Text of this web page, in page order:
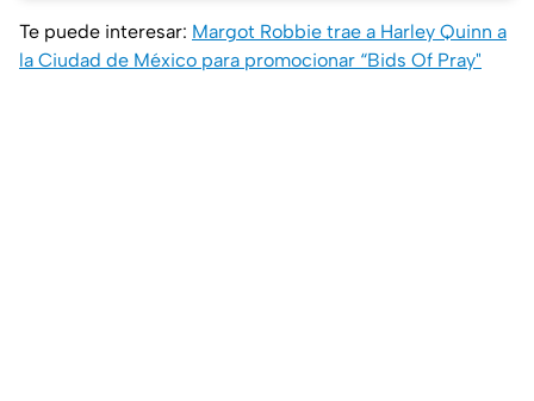
Te puede interesar: Margot Robbie trae a Harley Quinn a
la Ciudad de México para promocionar “Bids Of Pray"